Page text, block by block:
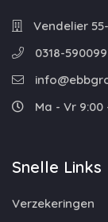
Vendelier
0318-590099
Ma - Vr 9:00
Snelle Links
Verzekeringen